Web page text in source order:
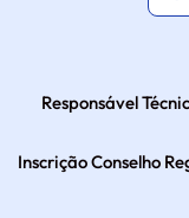
Responsável
Inscrição Conselho